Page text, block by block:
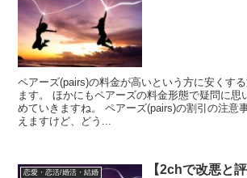
ペアーズ(pairs)の料金が高いという方に安くす
ます。 ほかにもペアーズの料金形態で疑問に思
めていきますね。 ペアーズ(pairs)の割引の注意
えますけど、どう...
恋愛・恋活/婚活・結婚
【2chで改悪と